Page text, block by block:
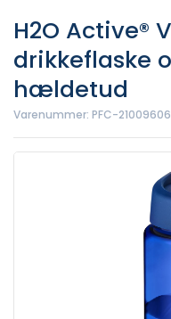
H2O Active®
drikkeflaske
hældetud
Varenummer: PFC-21009606